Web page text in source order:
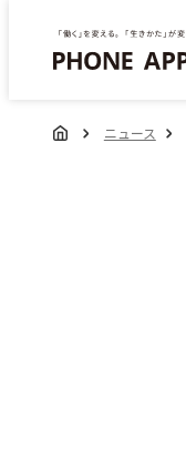
ニュース